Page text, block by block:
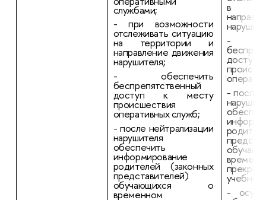
службами;
- при возможности
отслеживать ситуацию
на территории и
направление движения
нарушителя;
- обеспечить
беспрепятственный
доступ к месту
происшествия
оперативных служб;
- после нейтрализации
нарушителя
обеспечить
информирование
родителей (законных
представителей)
обучающихся о
временном
в
-
- после
-